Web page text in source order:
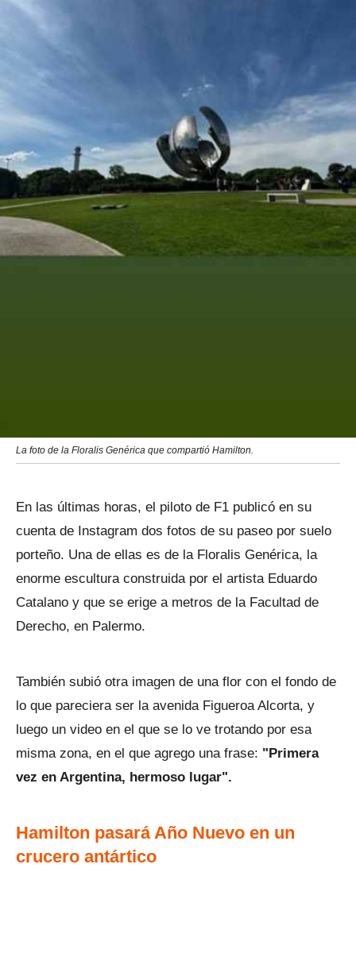
La foto de la Floralis Genérica que compartió Hamilton.
En las últimas horas, el piloto de F1 publicó en su
cuenta de Instagram dos fotos de su paseo por suelo
porteño. Una de ellas es de la Floralis Genérica, la
enorme escultura construida por el artista Eduardo
Catalano y que se erige a metros de la Facultad de
Derecho, en Palermo.
También subió otra imagen de una flor con el fondo de
lo que pareciera ser la avenida Figueroa Alcorta, y
luego un video en el que se lo ve trotando por esa
misma zona, en el que agrego una frase: "Primera
vez en Argentina, hermoso lugar".
Hamilton pasará Año Nuevo en un
crucero antártico